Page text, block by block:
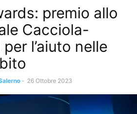
premio allo
Cacciola-
l’aiuto nelle
- 26 Ottobre 2023